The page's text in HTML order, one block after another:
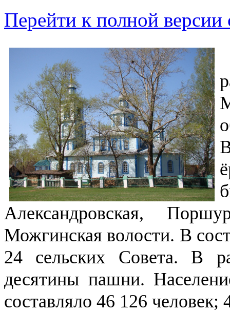
Перейти к полной версии
Александровская,
Можгинская волости. В
24 сельских Совета. В
десятины пашни.
составляло 46 126